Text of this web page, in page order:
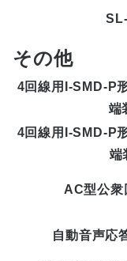
その他
4回線用I-SMD-P
端
4回線用I-SMD-P
端
AC型公衆
自動音声応